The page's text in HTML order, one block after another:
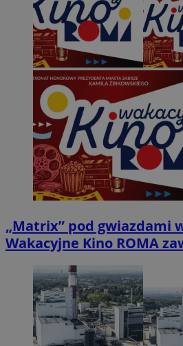
„Matrix” pod gwiazdami
Wakacyjne Kino ROMA